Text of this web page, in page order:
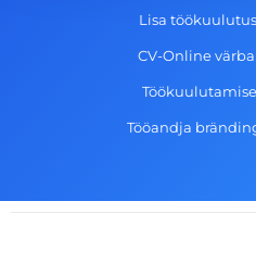
Lisa
CV-Online
Tööandja